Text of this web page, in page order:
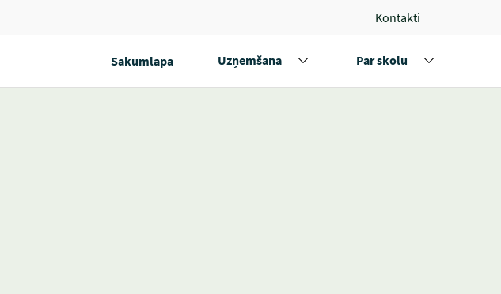
Kontakti
Sākumlapa Uzņemšana Par skolu